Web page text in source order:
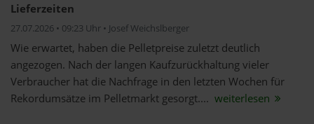
Lieferzeiten
27.07.2026 • 09:23 Uhr • Josef Weichslberger
Wie erwartet, haben die Pelletpreise zuletzt deutlich
angezogen. Nach der langen Kaufzurückhaltung vieler
Verbraucher hat die Nachfrage in den letzten Wochen für
Rekordumsätze im Pelletmarkt gesorgt.... weiterlesen